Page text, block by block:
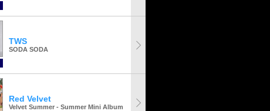
TWS
SODA SODA
Red Velvet
Velvet Summer - Summer Mini Album